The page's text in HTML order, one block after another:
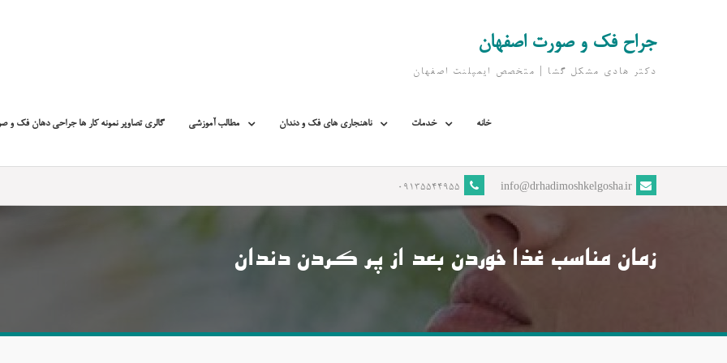
جراح فک و صورت اصفهان
دکتر هادی مشکل گشا | متخصص ايمپلنت اصفهان
خانه خدمات ناهنجاری های فک و دندان مطالب آموزشی گالری تصاویر نمونه کار ها جراحی دهان فک و
info@drhadimoshkelgosha.ir
09135544955
زمان مناسب غذا خوردن بعد از پر کردن دندان